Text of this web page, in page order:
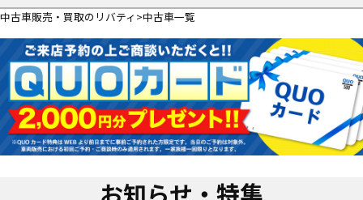
中古車販売・買取のリバティ 中古車一覧
お知らせ・特集